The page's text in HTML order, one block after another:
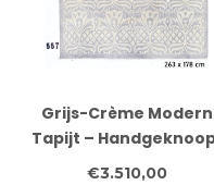
Grijs-Crème Modern
Tapijt –
– 263 x 178 cm – Wol
€3.510,00